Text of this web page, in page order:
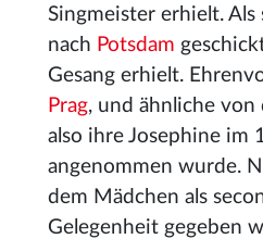
Singmeister erhielt.
nach Potsdam
Gesang erhielt.
Prag, und ähnliche von
also ihre Josephine im
angenommen wurde.
dem Mädchen als
Gelegenheit gegeben